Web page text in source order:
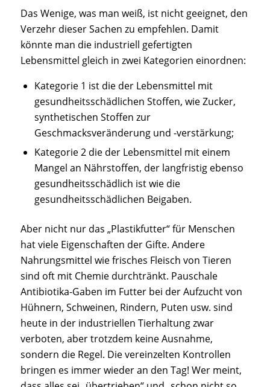
Das Wenige, was man weiß, ist nicht geeignet, den
Verzehr dieser Sachen zu empfehlen. Damit
könnte man die industriell gefertigten
Lebensmittel gleich in zwei Kategorien einordnen:
Kategorie 1 ist die der Lebensmittel mit
gesundheitsschädlichen Stoffen, wie Zucker,
synthetischen Stoffen zur
Geschmacksveränderung und -verstärkung;
Kategorie 2 die der Lebensmittel mit einem
Mangel an Nährstoffen, der langfristig ebenso
gesundheitsschädlich ist wie die
gesundheitsschädlichen Beigaben.
Aber nicht nur das „Plastikfutter“ für Menschen
hat viele Eigenschaften der Gifte. Andere
Nahrungsmittel wie frisches Fleisch von Tieren
sind oft mit Chemie durchtränkt. Pauschale
Antibiotika-Gaben im Futter bei der Aufzucht von
Hühnern, Schweinen, Rindern, Puten usw. sind
heute in der industriellen Tierhaltung zwar
verboten, aber trotzdem keine Ausnahme,
sondern die Regel. Die vereinzelten Kontrollen
bringen es immer wieder an den Tag! Wer meint,